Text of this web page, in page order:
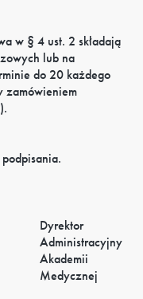
w § 4 ust. 2 składają
lub na
do 20 każdego
zamówieniem
Dyrektor
Administracyjny
Akademii
Medycznej